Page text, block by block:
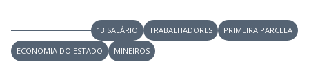
i
13 SALÁRIO TRABALHADORES
PRIMEIRA PARCELA
ECONOMIA DO ESTADO
MINEIROS